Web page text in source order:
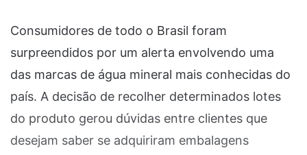
Consumidores de todo o Brasil foram
surpreendidos por um alerta envolvendo uma
das marcas de água mineral mais conhecidas do
país. A decisão de recolher determinados lotes
do produto gerou dúvidas entre clientes que
desejam saber se adquiriram embalagens